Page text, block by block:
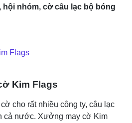
hội nhóm, cờ câu lạc bộ bóng
Flags
Kim Flags
cho rất nhiều công ty, câu lạc
cả nước. Xưởng may cờ Kim